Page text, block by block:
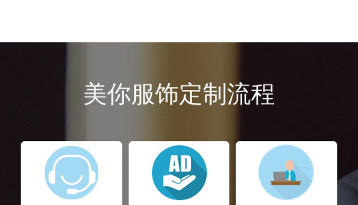
美你服饰定制流程